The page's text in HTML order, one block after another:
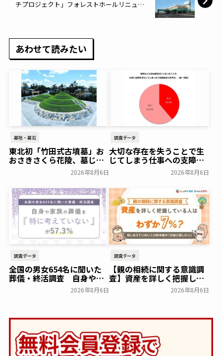
チプロジェクト」フォレストホールリニュー
あわせて読みたい
墓地・墓石
東北初「竹田式古墳墓」お
おさきさくら花陵、墓じま
いのご負担を軽減する「墓
じまいアシストプラン」を
開始 ─ 合同永久埋葬（合祀
墓）への改葬がお二人目以
降100,000円（税込）に
【株式会社前方後円墳】～
前方後円墳～ 一般公開
2026年8月6日
調査データ
大切な存在を失うことで生
じてしまう仕事への支障
「経験がある」38.8％～ビ
ースタイルグループ～
一般公開
2026年8月6日
調査データ
全国の男女654名に聞いた
葬儀・終活調査 自身や家
族の葬儀について「特に考
えていない」が57.3％～
2026年8月6日
調査データ
【親の相続に関する意識調
査】資産を詳しく把握して
いる人はわずか7％？具体的
に話せていない人の約半数
節約。」が親の相続につい
て400名を対象に意識調査
を実施～Sasuke Financial
Lab～ 一般公開
2026年8月6日